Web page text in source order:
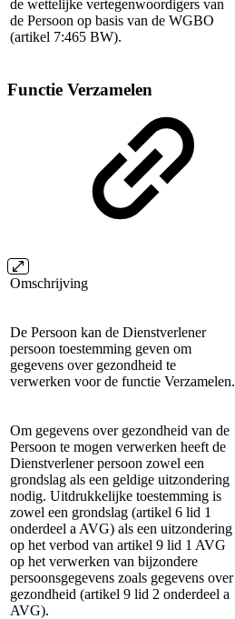
de wettelijke vertegenwoordigers van
de Persoon op basis van de WGBO
(artikel 7:465 BW).
Functie Verzamelen
Omschrijving
De Persoon kan de Dienstverlener
persoon toestemming geven om
gegevens over gezondheid te
verwerken voor de functie Verzamelen.
Om gegevens over gezondheid van de
Persoon te mogen verwerken heeft de
Dienstverlener persoon zowel een
grondslag als een geldige uitzondering
nodig. Uitdrukkelijke toestemming is
zowel een grondslag (artikel 6 lid 1
onderdeel a AVG) als een uitzondering
op het verbod van artikel 9 lid 1 AVG
op het verwerken van bijzondere
persoonsgegevens zoals gegevens over
gezondheid (artikel 9 lid 2 onderdeel a
AVG).